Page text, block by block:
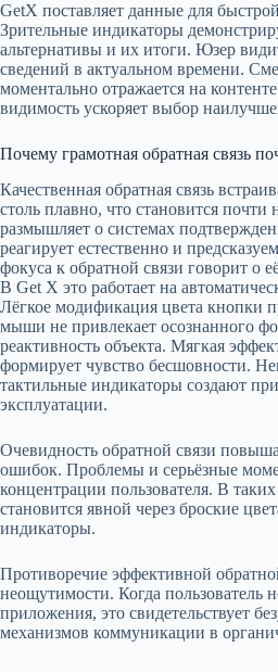
GetX поставляет данные для
Зрительные индикаторы
альтернативы и их итоги. Юзер
сведений в актуальном времени.
моментально отражается на
видимость ускоряет выбор
Почему грамотная обратная связь
Качественная обратная связь
столь плавно, что становится
размышляет о системах
реагирует естественно и
фокуса к обратной связи говорит о
В Get X это работает на
Лёгкое модификация цвета кнопки
мыши не привлекает осознанного
реактивность объекта. Мягкая
формирует чувство бесшовности.
тактильные индикаторы создают
эксплуатации.
Очевидность обратной связи
ошибок. Проблемы и серьёзные
концентрации пользователя. В
становится явной через броские
индикаторы.
Противоречие эффективной
неощутимости. Когда пользователь
приложения, это свидетельствует
механизмов коммуникации в